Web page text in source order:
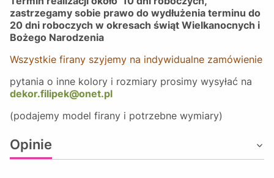
zastrzegamy sobie prawo do wydłużenia terminu do
20 dni roboczych w okresach świąt Wielkanocnych i
Bożego Narodzenia
Wszystkie firany szyjemy na indywidualne zamówienie
pytania o inne kolory i rozmiary prosimy wysyłać na
dekor.filipek@onet.pl
(podajemy model firany i potrzebne wymiary)
Opinie